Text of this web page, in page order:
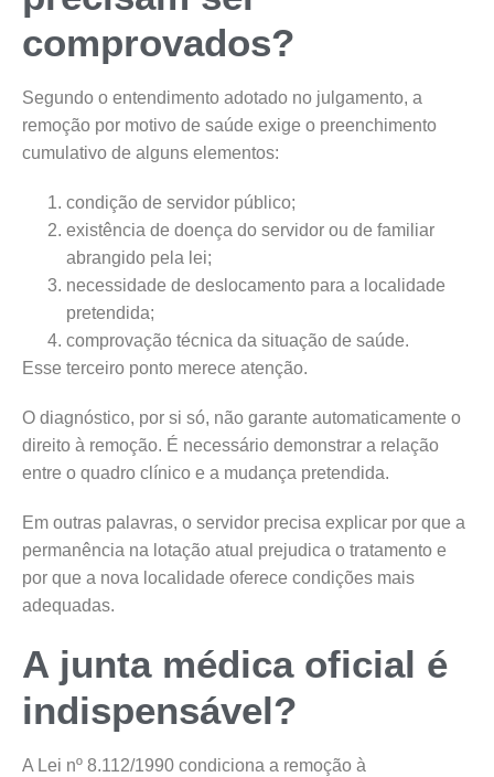
comprovados?
Segundo o entendimento adotado no julgamento, a
remoção por motivo de saúde exige o preenchimento
cumulativo de alguns elementos:
condição de servidor público;
existência de doença do servidor ou de familiar
abrangido pela lei;
necessidade de deslocamento para a localidade
pretendida;
comprovação técnica da situação de saúde.
Esse terceiro ponto merece atenção.
O diagnóstico, por si só, não garante automaticamente o
direito à remoção. É necessário demonstrar a relação
entre o quadro clínico e a mudança pretendida.
Em outras palavras, o servidor precisa explicar por que a
permanência na lotação atual prejudica o tratamento e
por que a nova localidade oferece condições mais
adequadas.
A junta médica oficial é
indispensável?
A Lei nº 8.112/1990 condiciona a remoção à